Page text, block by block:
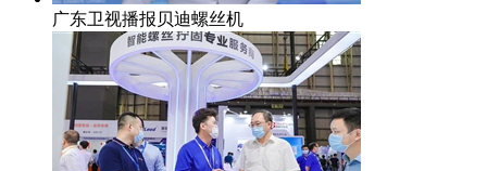
广东卫视播报贝迪螺丝机